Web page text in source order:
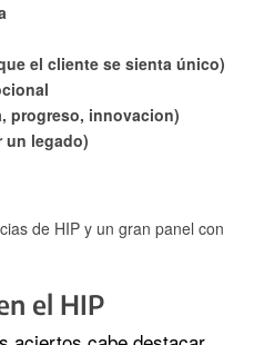
el cliente se sienta único)
progreso, innovacion)
un legado)
de HIP y un gran panel con
el HIP